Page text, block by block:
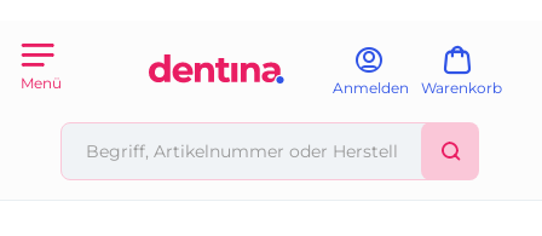
Menü Anmelden Warenkorb